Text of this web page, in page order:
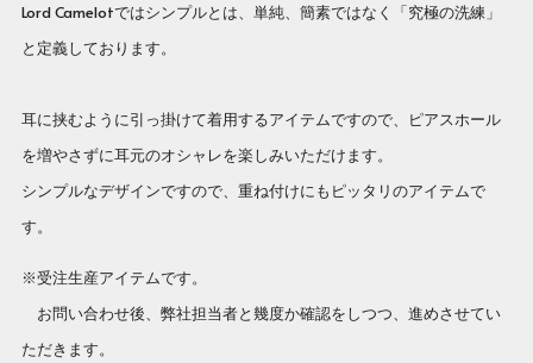
Lord Camelotではシンプルとは、単純、簡素ではなく「究極の洗練」
と定義しております。
耳に挟むように引っ掛けて着用するアイテムですので、ピアスホール
を増やさずに耳元のオシャレを楽しみいただけます。
シンプルなデザインですので、重ね付けにもピッタリのアイテムで
す。
※受注生産アイテムです。
お問い合わせ後、弊社担当者と幾度か確認をしつつ、進めさせてい
ただきます。